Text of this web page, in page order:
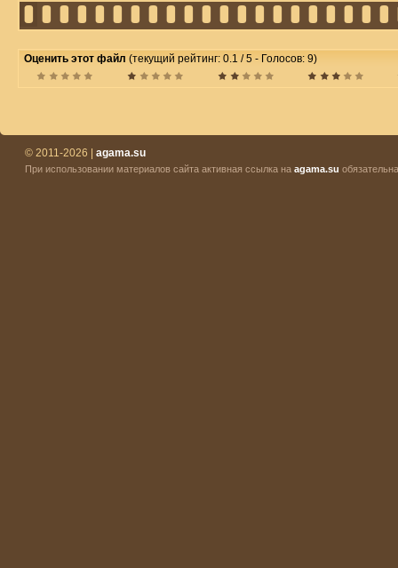
Оценить этот файл (текущий рейтинг: 0.1 / 5 - Голосов: 9)
© 2011-2026 | agama.su
При использовании материалов сайта активная ссылка на agama.su